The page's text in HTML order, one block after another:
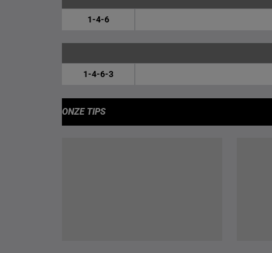
1-4-6
1-4-6-3
ONZE TIPS